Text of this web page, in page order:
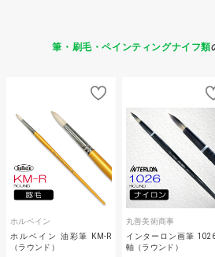
筆・刷毛・ペインティングナイフ類
ホルベイン
ホルベイン 油彩筆 KM-R
（ラウンド）
丸善美術商事
インターロン画筆
軸（ラウンド）